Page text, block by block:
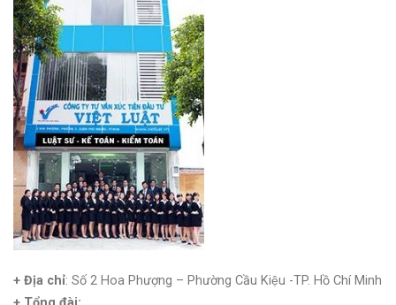
+ Địa chỉ: Số 2 Hoa Phượng – Phường Cầu Kiệu -TP. Hồ Chí Minh